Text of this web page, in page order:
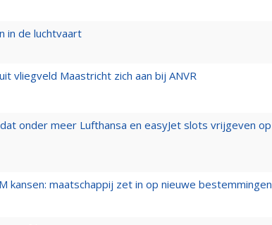
in de luchtvaart
vliegveld Maastricht zich aan bij ANVR
onder meer Lufthansa en easyJet slots vrijgeven op
kansen: maatschappij zet in op nieuwe bestemmingen